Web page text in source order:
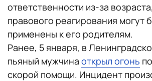
ответственности из-за
правового реагирования могут
применены к его родителям.
Ранее, 5 января, в
пьяный мужчина открыл огонь
скорой помощи. Инцидент